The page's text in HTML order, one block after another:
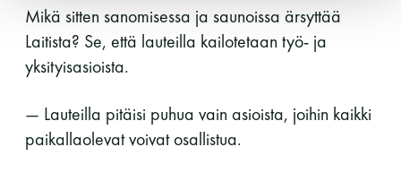
Mikä sitten sanomisessa ja saunoissa ärsyttää
Laitista? Se, että lauteilla kailotetaan työ- ja
yksityisasioista.
— Lauteilla pitäisi puhua vain asioista, joihin kaikki
paikallaolevat voivat osallistua.